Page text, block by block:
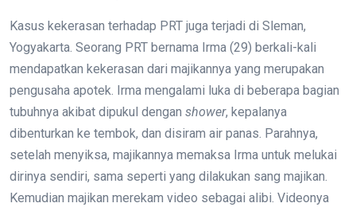
Kasus kekerasan terhadap PRT juga terjadi di Sleman,
Yogyakarta. Seorang PRT bernama Irma (29) berkali-kali
mendapatkan kekerasan dari majikannya yang merupakan
pengusaha apotek. Irma mengalami luka di beberapa bagian
tubuhnya akibat dipukul dengan shower, kepalanya
dibenturkan ke tembok, dan disiram air panas. Parahnya,
setelah menyiksa, majikannya memaksa Irma untuk melukai
dirinya sendiri, sama seperti yang dilakukan sang majikan.
Kemudian majikan merekam video sebagai alibi. Videonya